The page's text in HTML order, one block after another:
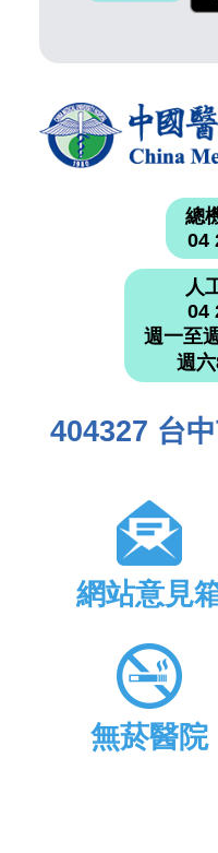
總
04
人
04
週一至
週
404327 台
網站意見
無菸醫院